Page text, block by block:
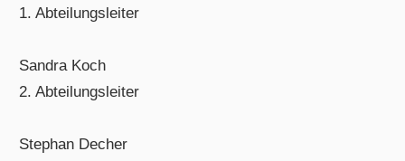
1. Abteilungsleiter
Sandra Koch
2. Abteilungsleiter
Stephan Decher